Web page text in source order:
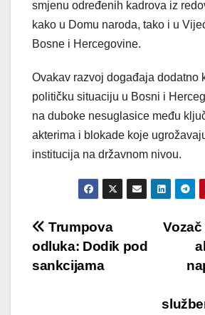
smjenu određenih kadrova iz
kako u Domu naroda, tako i u
Bosne i Hercegovine.
Ovakav razvoj događaja dodatno
političku situaciju u Bosni i
na duboke nesuglasice među
akterima i blokade koje
institucija na državnom nivou.
Post
navigation
Trumpova
odluka: Dodik pod
sankcijama